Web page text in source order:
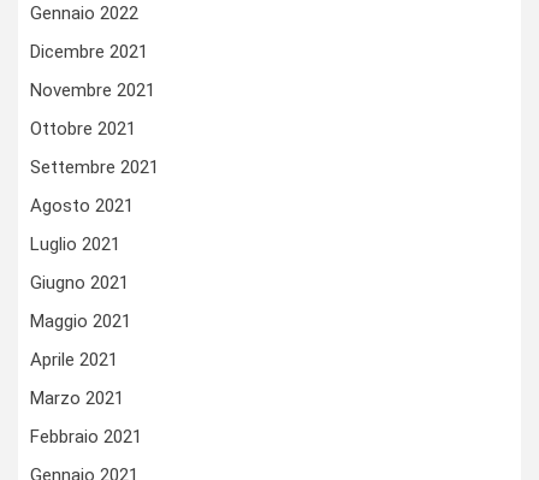
Gennaio 2022
Dicembre 2021
Novembre 2021
Ottobre 2021
Settembre 2021
Agosto 2021
Luglio 2021
Giugno 2021
Maggio 2021
Aprile 2021
Marzo 2021
Febbraio 2021
Gennaio 2021